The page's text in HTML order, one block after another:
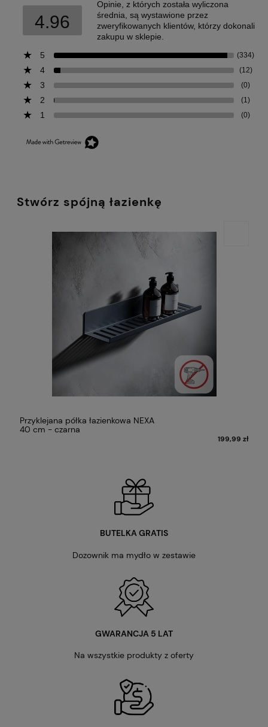
4.96
Opinie, z których została wyliczona
średnia, są wystawione przez
zweryfikowanych klientów, którzy dokonali
zakupu w sklepie.
5
(334)
4 (12)
3 (0)
2 (1)
1 (0)
Stwórz spójną łazienkę
Przyklejana półka łazienkowa NEXA
40 cm - czarna
199,99 zł
BUTELKA GRATIS
Dozownik ma mydło w zestawie
GWARANCJA 5 LAT
Na wszystkie produkty z oferty